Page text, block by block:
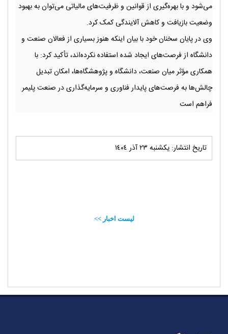
می‌شود و با بهره‌گیری از قوانین و ظرفیت‌های مالیاتی می‌توان به بهبود
وضعیت بازیافت و کاهش آلایندگی کمک کرد.
وی در پایان سخنان خود با بیان اینکه هنوز بسیاری از فعالان صنعت و
دانشگاه از فرصت‌های ایجاد شده استفاده نکرده‌اند، تأکید کرد: با
همکاری مؤثر میان صنعت، دانشگاه و پژوهشگاه‌ها، امکان تبدیل
چالش‌ها به فرصت‌های پایدار فناوری و سرمایه‌گذاری در صنعت پلیمر
فراهم است
تاریخ انتشار: يکشنبه ٢٣ آذر ١٤٠٤
لیست اخبار >>